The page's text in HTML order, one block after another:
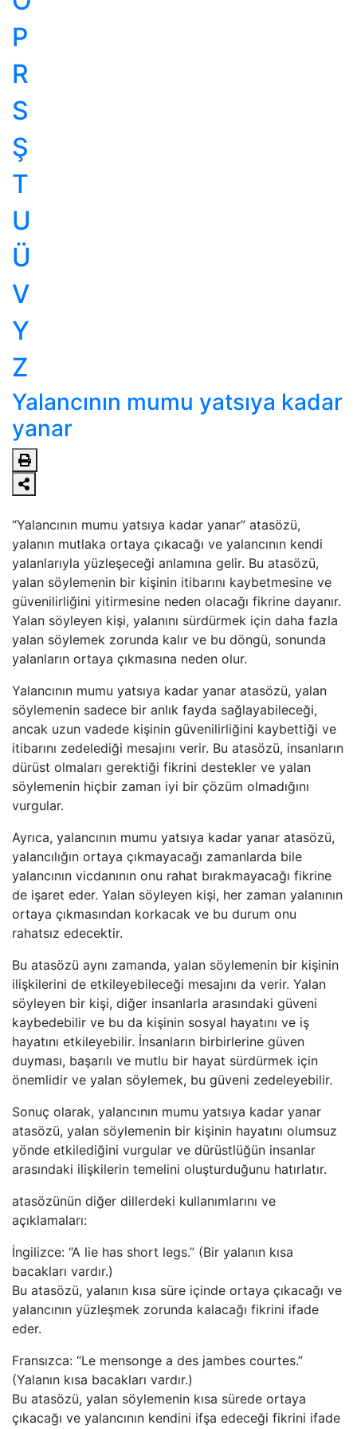
P
R
S
Ş
T
U
Ü
V
Y
Z
Yalancının mumu yatsıya kadar
yanar
“Yalancının mumu yatsıya kadar yanar” atasözü,
yalanın mutlaka ortaya çıkacağı ve yalancının kendi
yalanlarıyla yüzleşeceği anlamına gelir. Bu atasözü,
yalan söylemenin bir kişinin itibarını kaybetmesine ve
güvenilirliğini yitirmesine neden olacağı fikrine dayanır.
Yalan söyleyen kişi, yalanını sürdürmek için daha fazla
yalan söylemek zorunda kalır ve bu döngü, sonunda
yalanların ortaya çıkmasına neden olur.
Yalancının mumu yatsıya kadar yanar atasözü, yalan
söylemenin sadece bir anlık fayda sağlayabileceği,
ancak uzun vadede kişinin güvenilirliğini kaybettiği ve
itibarını zedelediği mesajını verir. Bu atasözü, insanların
dürüst olmaları gerektiği fikrini destekler ve yalan
söylemenin hiçbir zaman iyi bir çözüm olmadığını
vurgular.
Ayrıca, yalancının mumu yatsıya kadar yanar atasözü,
yalancılığın ortaya çıkmayacağı zamanlarda bile
yalancının vicdanının onu rahat bırakmayacağı fikrine
de işaret eder. Yalan söyleyen kişi, her zaman yalanının
ortaya çıkmasından korkacak ve bu durum onu
rahatsız edecektir.
Bu atasözü aynı zamanda, yalan söylemenin bir kişinin
ilişkilerini de etkileyebileceği mesajını da verir. Yalan
söyleyen bir kişi, diğer insanlarla arasındaki güveni
kaybedebilir ve bu da kişinin sosyal hayatını ve iş
hayatını etkileyebilir. İnsanların birbirlerine güven
duyması, başarılı ve mutlu bir hayat sürdürmek için
önemlidir ve yalan söylemek, bu güveni zedeleyebilir.
Sonuç olarak, yalancının mumu yatsıya kadar yanar
atasözü, yalan söylemenin bir kişinin hayatını olumsuz
yönde etkilediğini vurgular ve dürüstlüğün insanlar
arasındaki ilişkilerin temelini oluşturduğunu hatırlatır.
atasözünün diğer dillerdeki kullanımlarını ve
açıklamaları:
İngilizce: “A lie has short legs.” (Bir yalanın kısa
bacakları vardır.)
Bu atasözü, yalanın kısa süre içinde ortaya çıkacağı ve
yalancının yüzleşmek zorunda kalacağı fikrini ifade
eder.
Fransızca: “Le mensonge a des jambes courtes.”
(Yalanın kısa bacakları vardır.)
Bu atasözü, yalan söylemenin kısa sürede ortaya
çıkacağı ve yalancının kendini ifşa edeceği fikrini ifade